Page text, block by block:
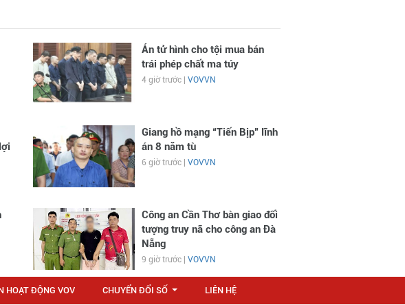
Án tử hình cho tội mua bán
trái phép chất ma túy
4 giờ trước | VOVVN
Giang hồ mạng “Tiến Bịp” lĩnh
án 8 năm tù
6 giờ trước | VOVVN
Công an Cần Thơ bàn giao đối
tượng truy nã cho công an Đà
Nẵng
9 giờ trước | VOVVN
HOẠT ĐỘNG VOV CHUYỂN ĐỔI SỐ LIÊN HỆ